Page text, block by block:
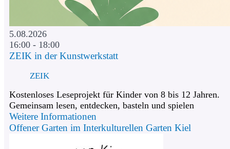
5.08.2026
16:00 - 18:00
ZEIK in der Kunstwerkstatt
ZEIK
Kostenloses Leseprojekt für Kinder von 8 bis 12 Jahren.
Gemeinsam lesen, entdecken, basteln und spielen
Weitere Informationen
Offener Garten im Interkulturellen Garten Kiel